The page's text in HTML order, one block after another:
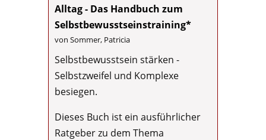
Alltag - Das Handbuch zum
Selbstbewusstseinstraining*
von Sommer, Patricia
Selbstbewusstsein stärken -
Selbstzweifel und Komplexe
besiegen.
Dieses Buch ist ein ausführlicher
Ratgeber zu dem Thema